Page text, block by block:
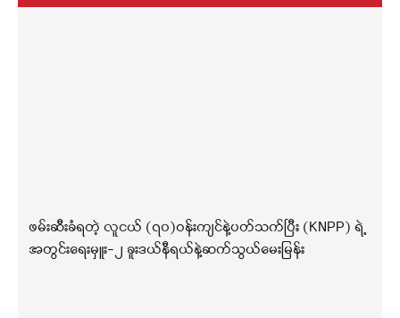
ဖမ်းဆီးခံရတဲ့ လူငယ် (၇၀)ဝန်းကျင်နဲ့ပတ်သက်ပြီး (KNPP) ရဲ့
အတွင်းရေးမှူး-၂ ခူးဒယ်နီရယ်နဲ့ဆက်သွယ်မေးမြန်း